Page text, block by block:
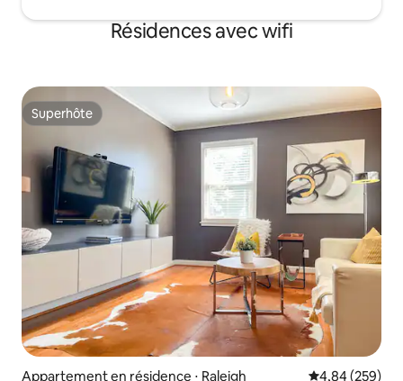
Résidences avec wifi
Superhôte
Superhôte
Appartement en résidence ⋅ Raleigh Évaluation
4,84 (259)